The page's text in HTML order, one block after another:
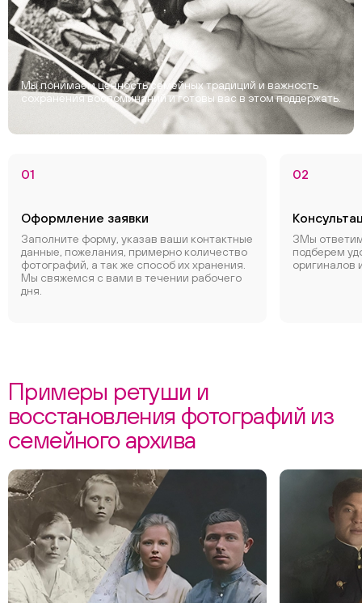
Мы понимаем ценность семейных традиций и важность
сохранения воспоминаний и готовы вас в этом поддержать.
01
Оформление заявки
Заполните форму, указав ваши контактные
данные, пожелания, примерно количество
фотографий, а так же способ их хранения.
Мы свяжемся с вами в течении рабочего
дня.
02
ЗМы
подберем
оригиналов
Примеры ретуши и
восстановления фотографий из
семейного архива